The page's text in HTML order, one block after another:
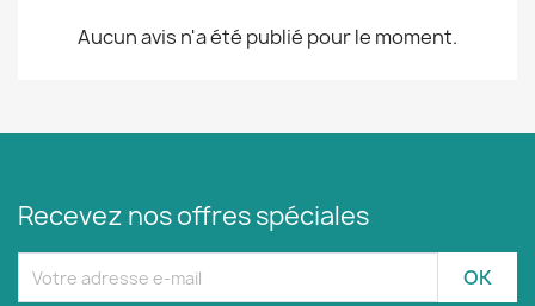
Aucun avis n'a été publié pour le moment.
Recevez nos offres spéciales